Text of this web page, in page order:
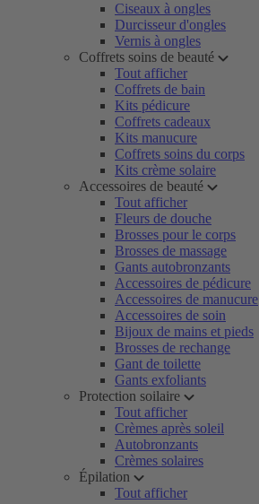
Ciseaux à ongles
Durcisseur d'ongles
Vernis à ongles
Coffrets soins de beauté
Tout afficher
Coffrets de bain
Kits pédicure
Coffrets cadeaux
Kits manucure
Coffrets soins du corps
Kits crème solaire
Accessoires de beauté
Tout afficher
Fleurs de douche
Brosses pour le corps
Brosses de massage
Gants autobronzants
Accessoires de pédicure
Accessoires de manucure
Accessoires de soin
Bijoux de mains et pieds
Brosses de rechange
Gant de toilette
Gants exfoliants
Protection soilaire
Tout afficher
Crèmes après soleil
Autobronzants
Crèmes solaires
Épilation
Tout afficher